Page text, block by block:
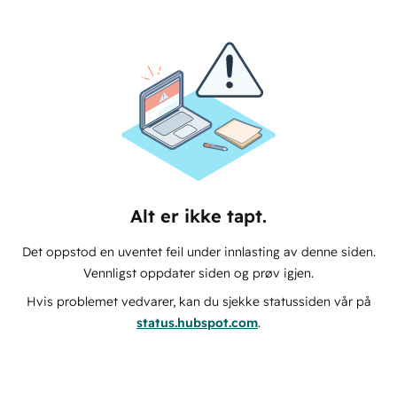
Alt er ikke tapt.
Det oppstod en uventet feil under innlasting av denne siden.
Vennligst oppdater siden og prøv igjen.
Hvis problemet vedvarer, kan du sjekke statussiden vår på
status.hubspot.com.